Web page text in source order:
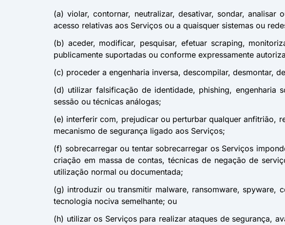
(a) violar, contornar, neutralizar, desativar, sondar,
acesso relativas aos Serviços ou a quaisquer sistemas ou
(b) aceder, modificar, pesquisar, efetuar scraping,
publicamente suportadas ou conforme expressamente
(c) proceder a engenharia inversa, descompilar, desmontar,
(d) utilizar falsificação de identidade, phishing,
sessão ou técnicas análogas;
(e) interferir com, prejudicar ou perturbar qualquer anfitrião,
mecanismo de segurança ligado aos Serviços;
(f) sobrecarregar ou tentar sobrecarregar os Serviços
criação em massa de contas, técnicas de negação de
utilização normal ou documentada;
(g) introduzir ou transmitir malware, ransomware,
tecnologia nociva semelhante; ou
(h) utilizar os Serviços para realizar ataques de segurança,